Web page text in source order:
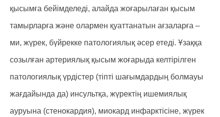
қысымға бейімделеді, алайда жоғарылаған қысым
тамырларға және олармен қуаттанатын ағзаларға –
ми, жүрек, бүйрекке патологиялық әсер етеді. Ұзаққа
созылған артериялық қысым жоғарыда келтірілген
патологиялық үрдістер (тіпті шағымдардың болмауы
жағдайында да) инсультқа, жүректің ишемиялық
ауруына (стенокардия), миокард инфарктісіне, жүрек